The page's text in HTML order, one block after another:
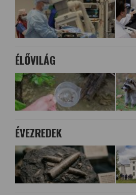
ÉLŐVILÁG
ÉVEZREDEK